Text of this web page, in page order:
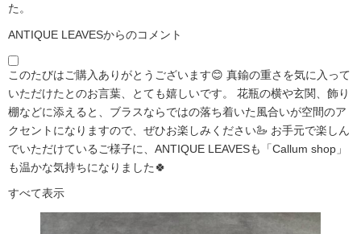
た。
ANTIQUE LEAVESからのコメント
このたびはご購入ありがとうございます😊 真鍮の重さを気に入って
いただけたとのお言葉、とても嬉しいです。 花瓶の横や玄関、飾り
棚などに添えると、ブラスならではの落ち着いた風合いが空間のア
クセントになりますので、ぜひお楽しみください🦢 お手元で楽しん
でいただけているご様子に、ANTIQUE LEAVESも「Callum shop」
も温かな気持ちになりました🍀
すべて表示